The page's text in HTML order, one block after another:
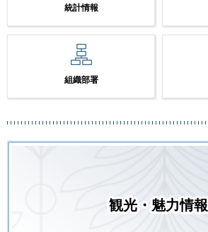
統計情報
組織部署
観光・魅力情報